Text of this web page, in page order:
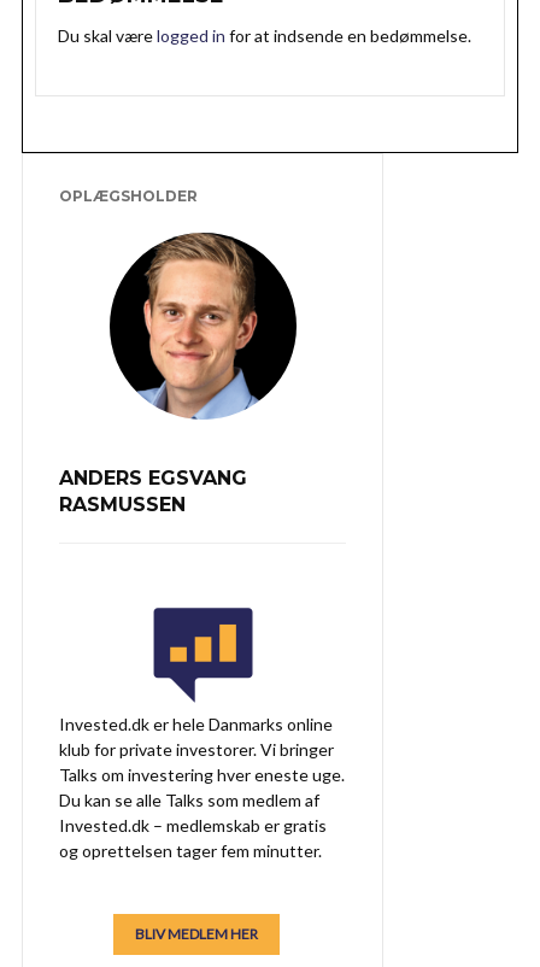
Du skal værelogged in for at indsende en bedømmelse.
OPLÆGSHOLDER
ANDERS EGSVANG
RASMUSSEN
Invested.dk er hele Danmarks online
klub for private investorer. Vi bringer
Talks om investering hver eneste uge.
Du kan se alle Talks som medlem af
Invested.dk – medlemskab er gratis
og oprettelsen tager fem minutter.
BLIV MEDLEM HER